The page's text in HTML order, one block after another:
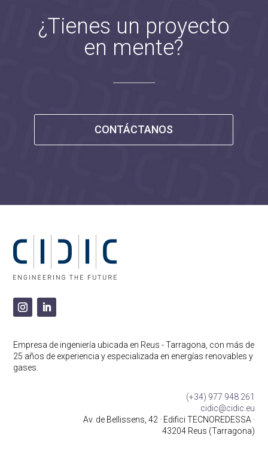
¿Tienes un proyecto
en mente?
CONTÁCTANOS
Empresa de ingeniería ubicada en Reus - Tarragona, con más de
25 años de experienciay especializada en energías renovables y
gases.
(+34) 977 948 261
cidic@cidic.eu
Av. de Bellissens, 42 · Edifici TECNOREDESSA ·
43204 Reus (Tarragona)